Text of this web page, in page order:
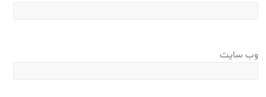
وب‌ سایت